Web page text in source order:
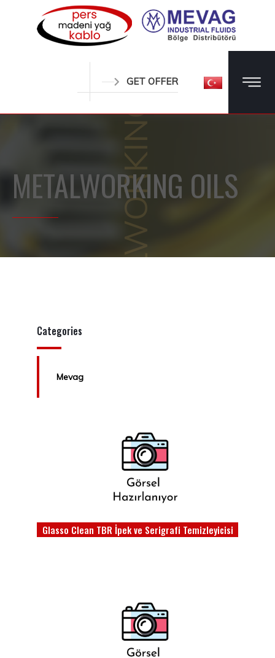
GET OFFER
METALWORKING OILS
METALWORKING OILS
Categories
Mevag
Glasso Clean TBR İpek ve Serigrafi Temizleyicisi